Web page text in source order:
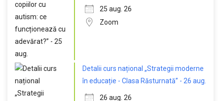
25 aug. 26
Zoom
Detalii curs național „Strategii moderne
în educație - Clasa Răsturnată” - 26 aug.
26 aug. 26